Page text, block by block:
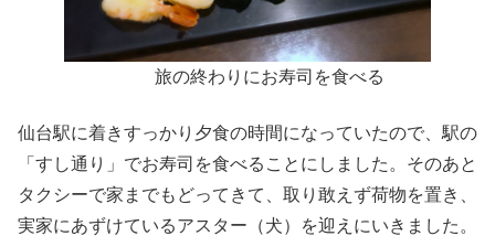
旅の終わりにお寿司を食べる
仙台駅に着きすっかり夕食の時間になっていたので、駅の
「すし通り」でお寿司を食べることにしました。そのあと
タクシーで家までもどってきて、取り敢えず荷物を置き、
実家にあずけているアスター（犬）を迎えにいきました。